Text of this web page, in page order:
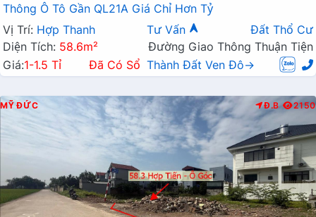
Thông Ô Tô Gần QL21A Giá Chỉ Hơn Tỷ
Vị Trí: Hợp Thanh Tư Vấn
Đất Thổ Cư
Diện Tích: 58.6m²
Đường Giao Thông Thuận Tiện
Giá:1-1.5 Tỉ Đã Có Sổ Thành Đất Ven Đô→
MỸ ĐỨC Đ.B 2150